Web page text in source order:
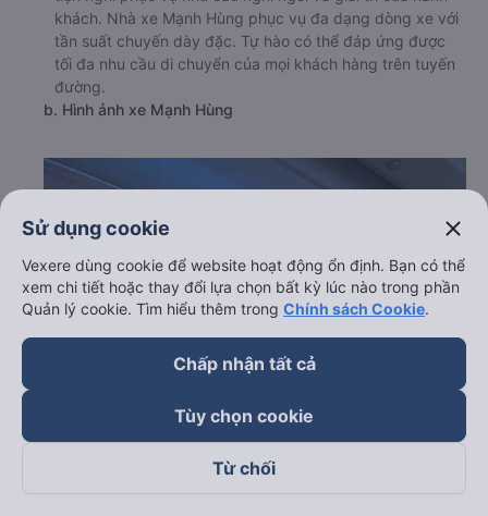
khách. Nhà xe Mạnh Hùng phục vụ đa dạng dòng xe với
tần suất chuyến dày đặc. Tự hào có thể đáp ứng được
tối đa nhu cầu di chuyển của mọi khách hàng trên tuyến
đường.
b. Hình ảnh xe Mạnh Hùng
Sử dụng cookie close
Vexere dùng cookie để website hoạt động ổn định. Bạn có thể
xem chi tiết hoặc thay đổi lựa chọn bất kỳ lúc nào trong phần
Quản lý cookie. Tìm hiểu thêm trong Chính sách Cookie.
Chấp nhận tất cả
Tùy chọn cookie
Từ chối